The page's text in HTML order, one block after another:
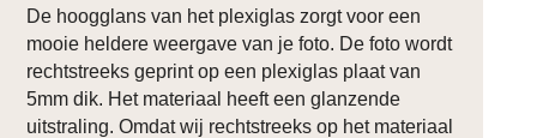
De hoogglans van het plexiglas zorgt voor een
mooie heldere weergave van je foto. De foto wordt
rechtstreeks geprint op een plexiglas plaat van
5mm dik. Het materiaal heeft een glanzende
uitstraling. Omdat wij rechtstreeks op het materiaal